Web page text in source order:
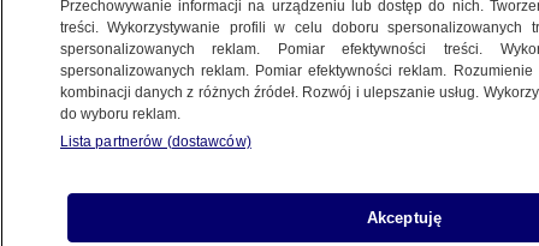
20.06.2023, 05:36
Udostępnij
Przechowywanie informacji na urządzeniu lub dostęp do nich.
treści. Wykorzystywanie profili w celu doboru spersonalizowanych
spersonalizowanych reklam. Pomiar efektywności treści.
spersonalizowanych reklam. Pomiar efektywności reklam.
kombinacji danych z różnych źródeł. Rozwój i ulepszanie usług.
do wyboru reklam.
Lista partnerów (dostawców)
Akceptuję